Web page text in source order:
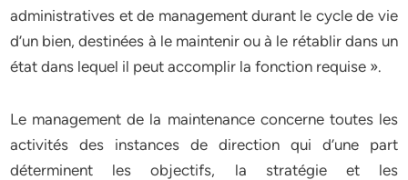
administratives et de management durant le cycle de vie
d’un bien, destinées à le maintenir ou à le rétablir dans un
état dans lequel il peut accomplir la fonction requise ».
Le management de la maintenance concerne toutes les
activités des instances de direction qui d’une part
déterminent les objectifs, la stratégie et les